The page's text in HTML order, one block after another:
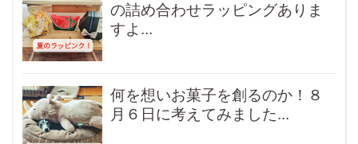
の詰め合わせラッピングありま
すよ...
何を想いお菓子を創るのか！８
月６日に考えてみました...